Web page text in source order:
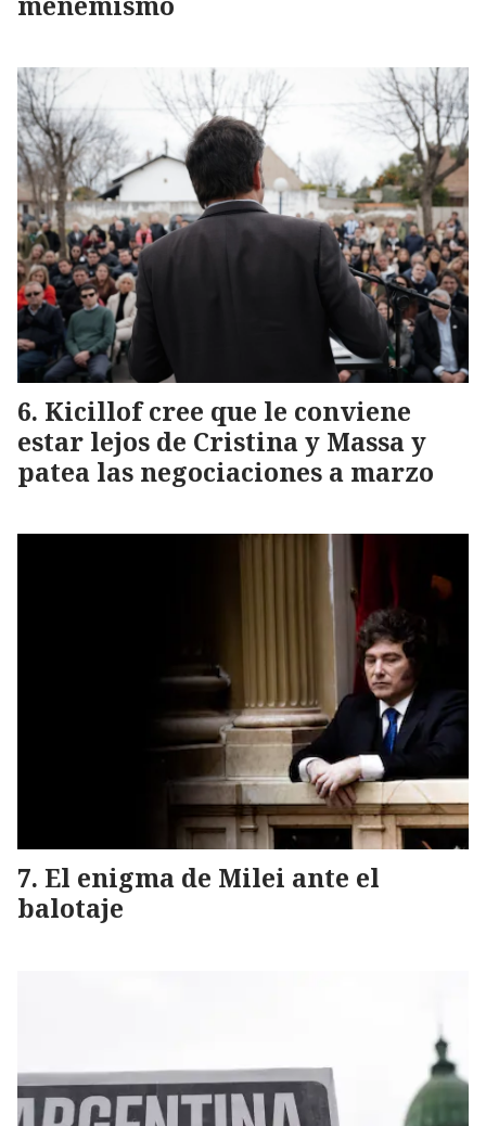
Kicillof cree que le conviene
estar lejos de Cristina y Massa y
patea las negociaciones a marzo
El enigma de Milei ante el
balotaje